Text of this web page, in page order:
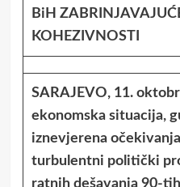
BiH
KOHEZIVNOSTI
SARAJEVO, 11.
ekonomska situacija,
iznevjerena
turbulentni politički